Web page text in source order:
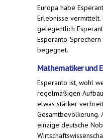
Europa habe
Erlebnisse
gelegentlich
Esperanto-
begegnet.
Mathematiker und
Esperanto ist, wohl
regelmäßigen
etwas stärker
Gesamtbevölkerung.
einzige deutsche